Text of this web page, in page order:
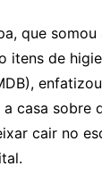
que
itens de
a casa sobre
cair no